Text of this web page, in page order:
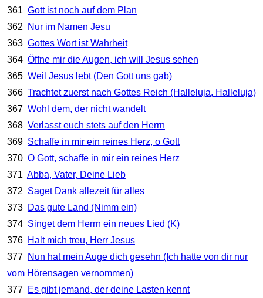
361 Gott ist noch auf dem Plan
362
Nur im Namen Jesu
363 Gottes Wort ist Wahrheit
364 Öffne mir die Augen, ich will Jesus sehen
365 Weil Jesus lebt (Den Gott uns gab)
366 Trachtet zuerst nach Gottes Reich (Halleluja, Halleluja)
367 Wohl dem, der nicht wandelt
368 Verlasst euch stets auf den Herrn
369 Schaffe in mir ein reines Herz, o Gott
370 O Gott, schaffe in mir ein reines Herz
371 Abba, Vater, Deine Lieb
372 Saget Dank allezeit für alles
373 Das gute Land (Nimm ein)
374 Singet dem Herrn ein neues Lied (K)
376 Halt mich treu, Herr Jesus
377 Nun hat mein Auge dich gesehn (Ich hatte von dir nur
vom Hörensagen vernommen)
377 Es gibt jemand, der deine Lasten kennt